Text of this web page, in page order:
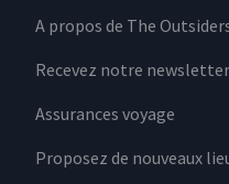
A propos de The
Recevez notre newsletter
Assurances voyage
Proposez de nouveaux